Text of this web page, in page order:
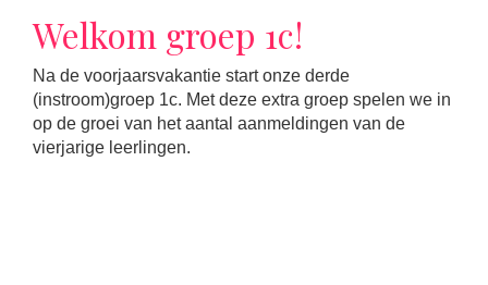
Welkom groep 1c!
Na de voorjaarsvakantie start onze derde
(instroom)groep 1c. Met deze extra groep spelen we in
op de groei van het aantal aanmeldingen van de
vierjarige leerlingen.